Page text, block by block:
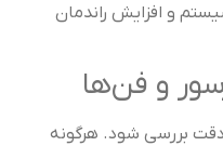
و افزایش راندمان
و فن‌ها
بررسی شود. هرگونه